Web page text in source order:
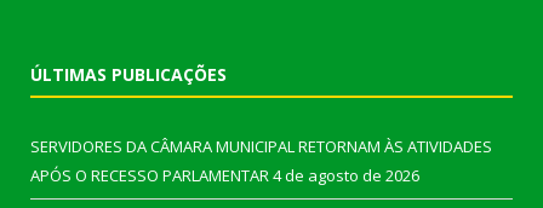
ÚLTIMAS PUBLICAÇÕES
SERVIDORES DA CÂMARA MUNICIPAL RETORNAM ÀS ATIVIDADES
APÓS O RECESSO PARLAMENTAR4 de agosto de 2026